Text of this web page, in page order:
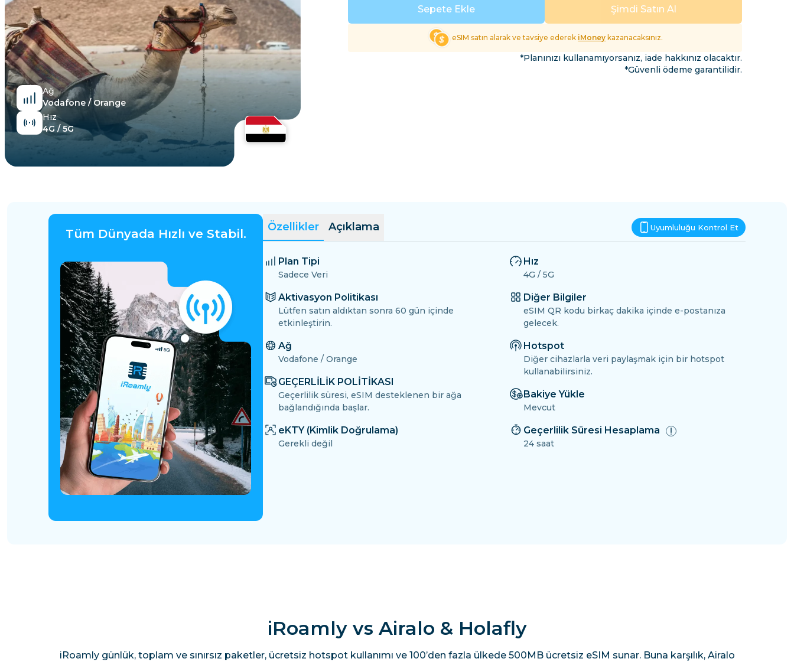
Tüm Varış Yerlerini Keşfet
Ağ
Vodafone / Orange
Hız
4G / 5G
Sepete Ekle Şimdi Satın Al
eSIM satın alarak ve tavsiye ederek iMoney kazanacaksınız.
*Planınızı kullanamıyorsanız, iade hakkınız olacaktır.
*Güvenli ödeme garantilidir.
Tüm Dünyada Hızlı ve Stabil. Özellikler Açıklama Uyumluluğu Kontrol Et
Plan Tipi
Sadece Veri
Aktivasyon Politikası
Lütfen satın aldıktan sonra 60 gün içinde
etkinleştirin.
Ağ
Vodafone / Orange
GEÇERLİLİK POLİTİKASI
Geçerlilik süresi, eSIM desteklenen bir ağa
bağlandığında başlar.
eKTY (Kimlik Doğrulama)
Gerekli değil
Hız
4G / 5G
Diğer Bilgiler
eSIM QR kodu birkaç dakika içinde e-postanıza
gelecek.
Hotspot
Diğer cihazlarla veri paylaşmak için bir hotspot
kullanabilirsiniz.
Bakiye Yükle
Mevcut
Geçerlilik Süresi Hesaplama
24 saat
iRoamly vs Airalo & Holafly
iRoamly günlük, toplam ve sınırsız paketler, ücretsiz hotspot kullanımı ve 100’den fazla ülkede 500MB ücretsiz eSIM sunar. Buna karşılık, Airalo